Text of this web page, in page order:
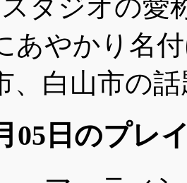
タジオの愛
あやかり名
、白山市の
05日のプレ